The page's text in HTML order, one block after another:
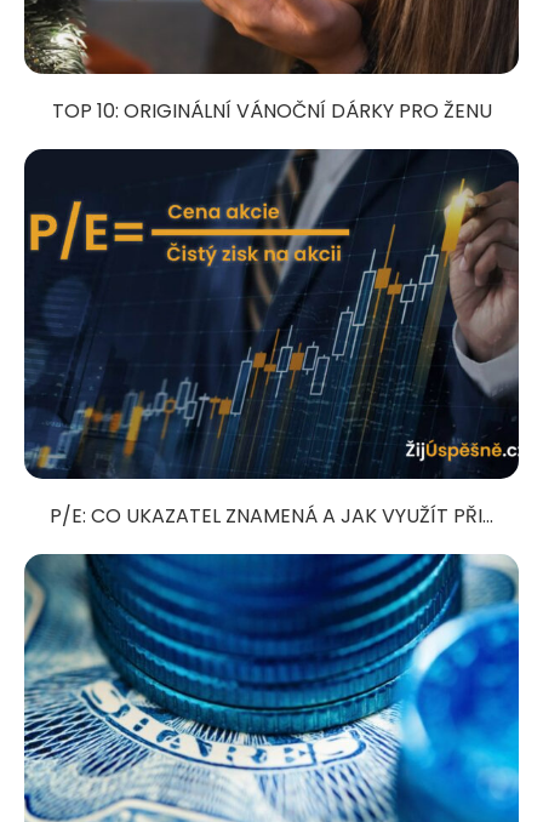
TOP 10: ORIGINÁLNÍ VÁNOČNÍ DÁRKY PRO ŽENU
P/E: CO UKAZATEL ZNAMENÁ A JAK VYUŽÍT PŘI...